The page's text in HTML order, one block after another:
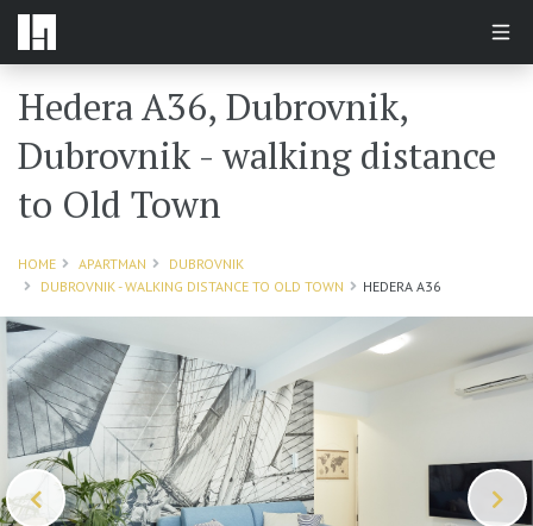
Hedera A36, Dubrovnik,
Dubrovnik - walking distance
to Old Town
HOME APARTMAN
DUBROVNIK
DUBROVNIK - WALKING DISTANCE TO OLD TOWN
HEDERA A36